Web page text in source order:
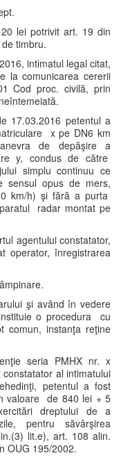
lei potrivit art. 19 din
timbru.
intimatul legal citat,
la comunicarea cererii
Cod proc. civilă, prin
17.03.2016 petentul a
x pe DN6 km
de depăşire a
y, condus de către
simplu continuu ce
sensul opus de mers,
km/h) şi fără a purta
radar montat pe
agentului constatator,
operator, înregistrarea
şi având în vedere
o procedura cu
comun, instanţa reţine
seria PMHX nr. x
al intimatului
petentul a fost
valoare de 840 lei + 5
dreptului de a
pentru săvârşirea
lit.e), art. 108 alin.
OUG 195/2002.